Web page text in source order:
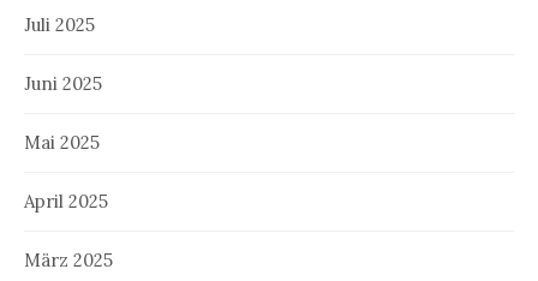
Juli 2025
Juni 2025
Mai 2025
April 2025
März 2025